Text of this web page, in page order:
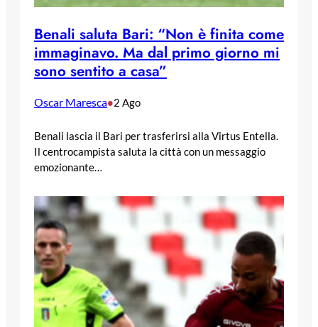
Benali saluta Bari: “Non è finita come
immaginavo. Ma dal primo giorno mi
sono sentito a casa”
Oscar Maresca•2 Ago
Benali lascia il Bari per trasferirsi alla Virtus Entella.
Il centrocampista saluta la città con un messaggio
emozionante…